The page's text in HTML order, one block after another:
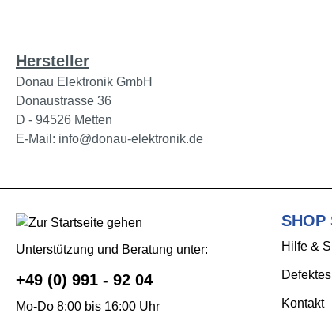
Hersteller
Donau Elektronik GmbH
Donaustrasse 36
D - 94526 Metten
E-Mail: info@donau-elektronik.de
Unterstützung und Beratung unter:
+49 (0) 991 - 92 04
Mo-Do 8:00 bis 16:00 Uhr
SHOP
Hilfe &
Kontakt